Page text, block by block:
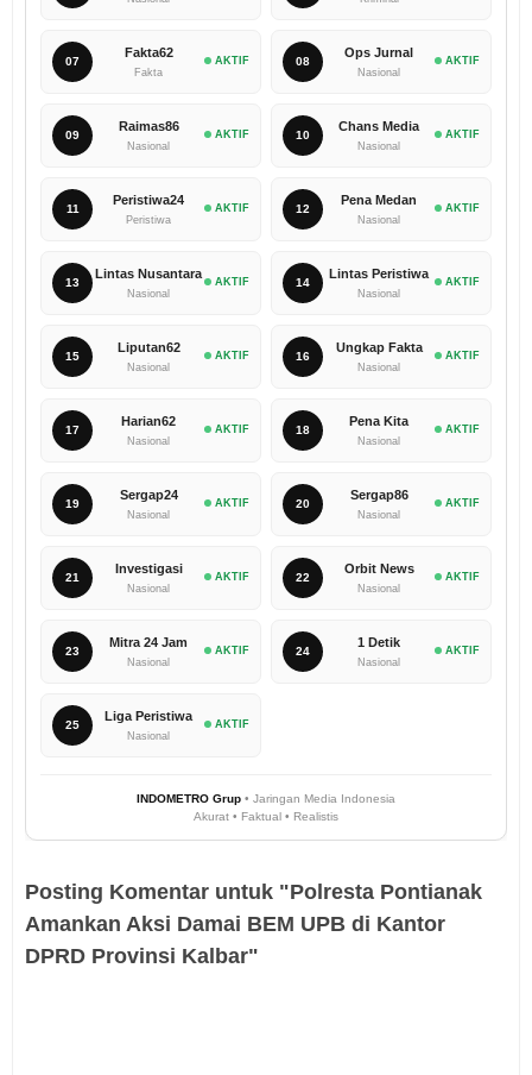
07
Fakta62
Fakta
AKTIF 08
Ops Jurnal
Nasional
AKTIF
09
Raimas86
Nasional
AKTIF 10
Chans Media
Nasional
AKTIF
11
Peristiwa24
Peristiwa
AKTIF 12
Pena Medan
Nasional
AKTIF
13
Lintas Nusantara
Nasional
AKTIF 14
Lintas Peristiwa
Nasional
AKTIF
15
Liputan62
Nasional
AKTIF 16
Ungkap Fakta
Nasional
AKTIF
17
Harian62
Nasional
AKTIF 18
Pena Kita
Nasional
AKTIF
19
Sergap24
Nasional
AKTIF 20
Sergap86
Nasional
AKTIF
21
Investigasi
Nasional
AKTIF 22
Orbit News
Nasional
AKTIF
23
Mitra 24 Jam
Nasional
AKTIF 24
1 Detik
Nasional
AKTIF
25
Liga Peristiwa
Nasional
AKTIF
INDOMETRO Grup • Jaringan Media Indonesia
Akurat • Faktual • Realistis
Posting Komentar untuk "Polresta Pontianak
Amankan Aksi Damai BEM UPB di Kantor
DPRD Provinsi Kalbar"